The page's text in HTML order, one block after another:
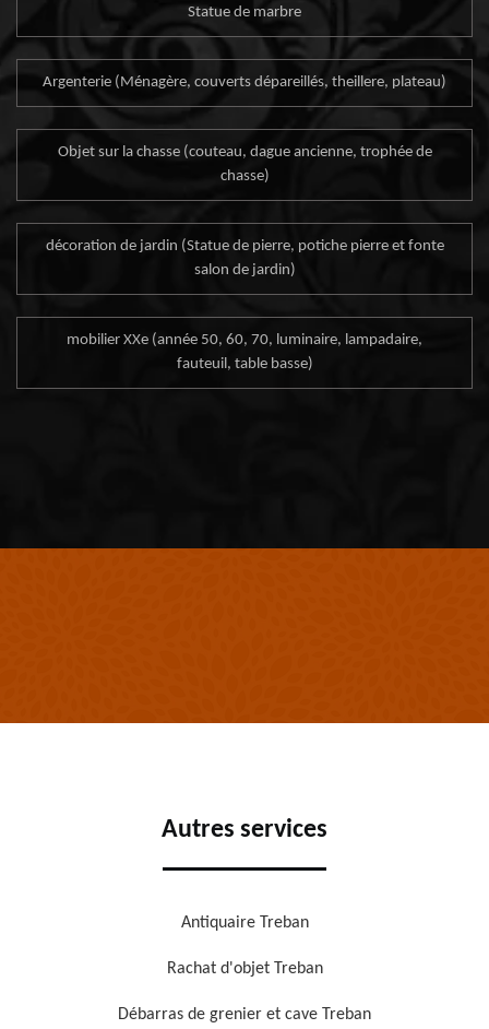
Statue de marbre
Argenterie (Ménagère, couverts dépareillés, theillere, plateau)
Objet sur la chasse (couteau, dague ancienne, trophée de
chasse)
décoration de jardin (Statue de pierre, potiche pierre et fonte
salon de jardin)
mobilier XXe (année 50, 60, 70, luminaire, lampadaire,
fauteuil, table basse)
Autres services
Antiquaire Treban
Rachat d'objet Treban
Débarras de grenier et cave Treban